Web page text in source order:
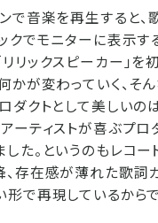
で音楽を再生すると、
クでモニターに表示す
リックスピーカー」を
かが変わっていく、そ
ダクトとして美しいの
ーティストが喜ぶプロ
た。というのもレコー
存在感が薄れた歌詞
で再現しているからで